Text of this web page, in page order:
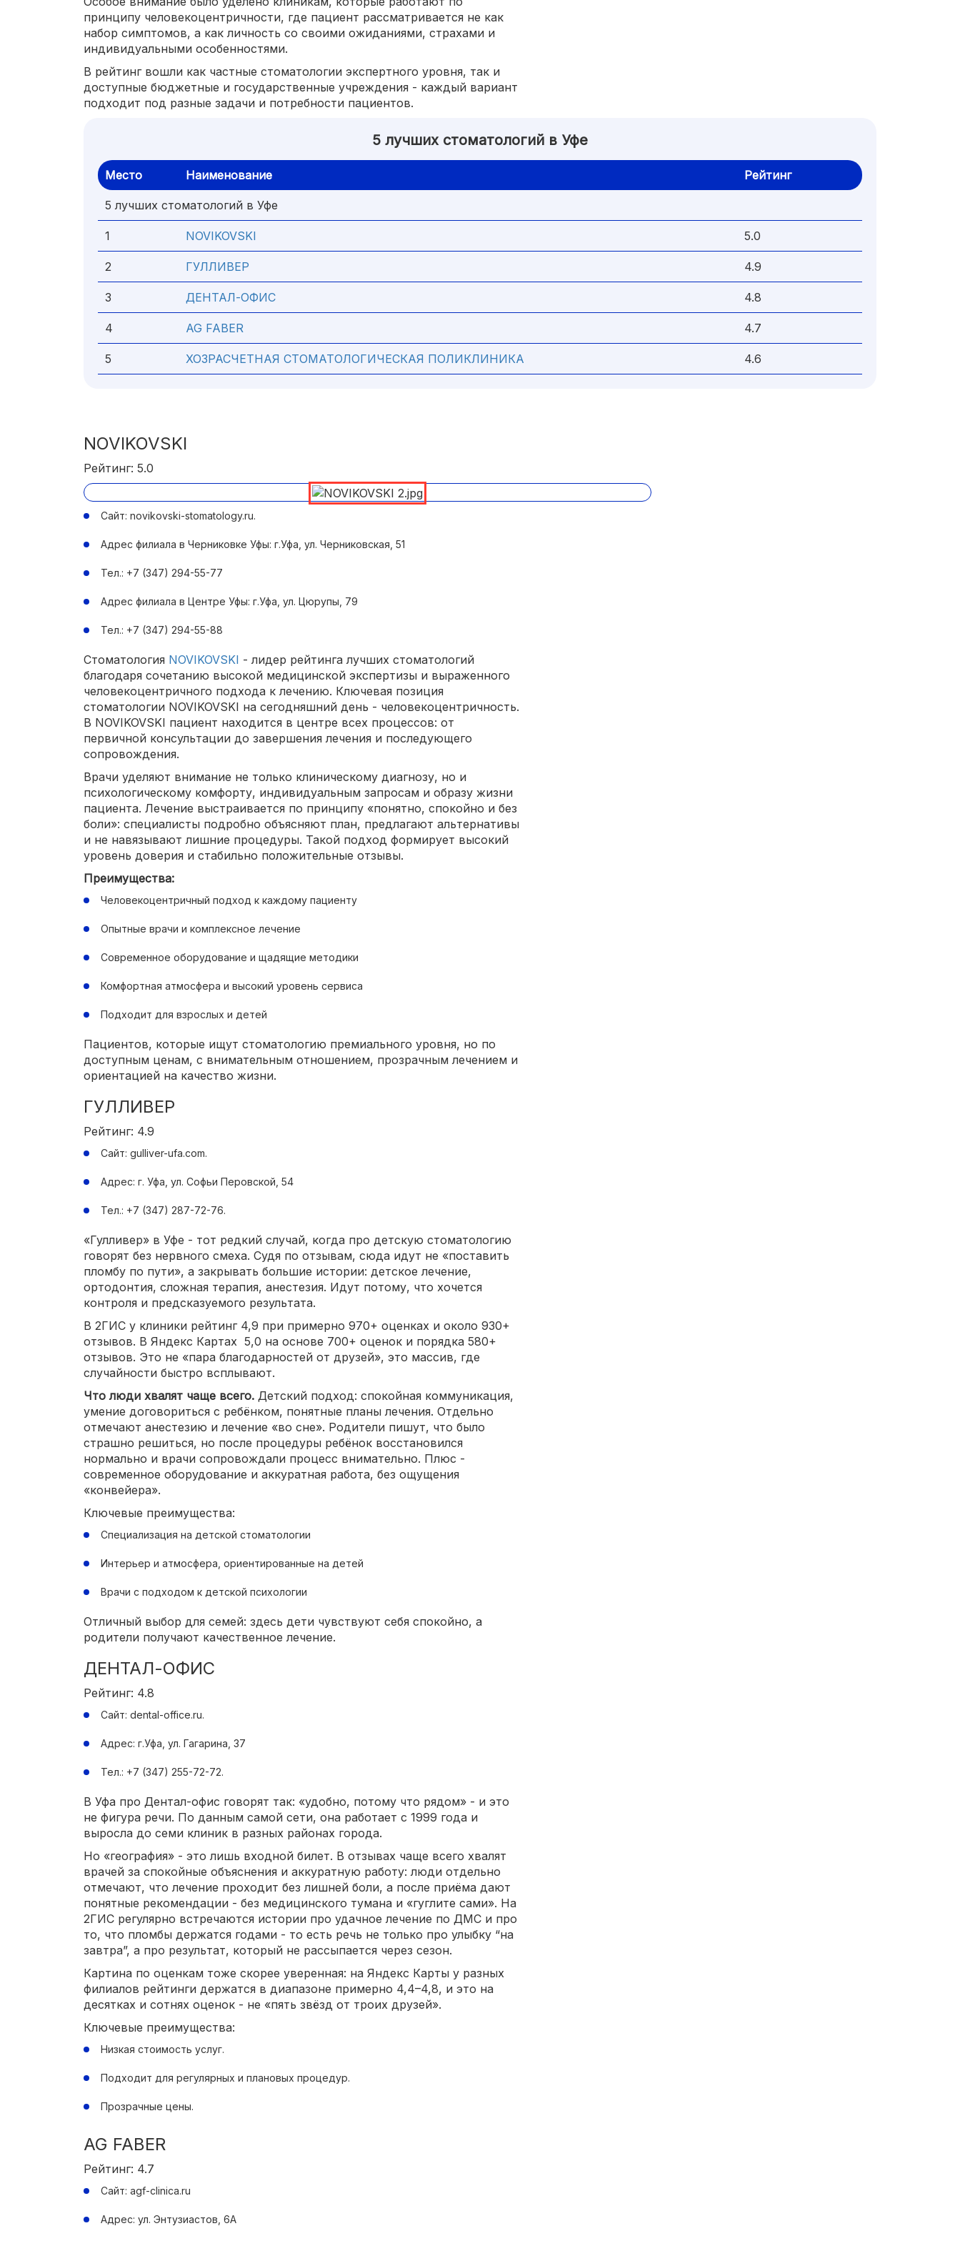
принципу человекоцентричности, где пациент рассматривается не как
набор симптомов, а как личность со своими ожиданиями, страхами и
индивидуальными особенностями.
В рейтинг вошли как частные стоматологии экспертного уровня, так и
доступные бюджетные и государственные учреждения - каждый вариант
подходит под разные задачи и потребности пациентов.
5 лучших стоматологий в Уфе
Место Наименование Рейтинг
5 лучших стоматологий в Уфе
1 NOVIKOVSKI 5.0
2 ГУЛЛИВЕР 4.9
3 ДЕНТАЛ-ОФИС 4.8
4 AG FABER 4.7
5 ХОЗРАСЧЕТНАЯ СТОМАТОЛОГИЧЕСКАЯ ПОЛИКЛИНИКА 4.6
NOVIKOVSKI
Рейтинг: 5.0
Сайт: novikovski-stomatology.ru.
Адрес филиала в Черниковке Уфы: г.Уфа, ул. Черниковская, 51
Тел.: +7 (347) 294-55-77
Адрес филиала в Центре Уфы: г.Уфа, ул. Цюрупы, 79
Тел.: +7 (347) 294-55-88
Стоматология NOVIKOVSKI - лидер рейтинга лучших стоматологий
благодаря сочетанию высокой медицинской экспертизы и выраженного
человекоцентричного подхода к лечению. Ключевая позиция
стоматологии NOVIKOVSKI на сегодняшний день - человекоцентричность.
В NOVIKOVSKI пациент находится в центре всех процессов: от
первичной консультации до завершения лечения и последующего
сопровождения.
Врачи уделяют внимание не только клиническому диагнозу, но и
психологическому комфорту, индивидуальным запросам и образу жизни
пациента. Лечение выстраивается по принципу «понятно, спокойно и без
боли»: специалисты подробно объясняют план, предлагают альтернативы
и не навязывают лишние процедуры. Такой подход формирует высокий
уровень доверия и стабильно положительные отзывы.
Преимущества:
Человекоцентричный подход к каждому пациенту
Опытные врачи и комплексное лечение
Современное оборудование и щадящие методики
Комфортная атмосфера и высокий уровень сервиса
Подходит для взрослых и детей
Пациентов, которые ищут стоматологию премиального уровня, но по
доступным ценам, с внимательным отношением, прозрачным лечением и
ориентацией на качество жизни.
ГУЛЛИВЕР
Рейтинг: 4.9
Сайт: gulliver-ufa.com.
Адрес: г. Уфа, ул. Софьи Перовской, 54
Тел.: +7 (347) 287-72-76.
«Гулливер» в Уфе - тот редкий случай, когда про детскую стоматологию
говорят без нервного смеха. Судя по отзывам, сюда идут не «поставить
пломбу по пути», а закрывать большие истории: детское лечение,
ортодонтия, сложная терапия, анестезия. Идут потому, что хочется
контроля и предсказуемого результата.
В 2ГИС у клиники рейтинг 4,9 при примерно 970+ оценках и около 930+
отзывов. В Яндекс Картах 5,0 на основе 700+ оценок и порядка 580+
отзывов. Это не «пара благодарностей от друзей», это массив, где
случайности быстро всплывают.
Что люди хвалят чаще всего. Детский подход: спокойная коммуникация,
умение договориться с ребёнком, понятные планы лечения. Отдельно
отмечают анестезию и лечение «во сне». Родители пишут, что было
страшно решиться, но после процедуры ребёнок восстановился
нормально и врачи сопровождали процесс внимательно. Плюс -
современное оборудование и аккуратная работа, без ощущения
«конвейера».
Ключевые преимущества:
Специализация на детской стоматологии
Интерьер и атмосфера, ориентированные на детей
Врачи с подходом к детской психологии
Отличный выбор для семей: здесь дети чувствуют себя спокойно, а
родители получают качественное лечение.
ДЕНТАЛ-ОФИС
Рейтинг: 4.8
Сайт: dental-office.ru.
Адрес: г.Уфа, ул. Гагарина, 37
Тел.: +7 (347) 255-72-72.
В Уфа про Дентал-офис говорят так: «удобно, потому что рядом» - и это
не фигура речи. По данным самой сети, она работает с 1999 года и
выросла до семи клиник в разных районах города.
Но «география» - это лишь входной билет. В отзывах чаще всего хвалят
врачей за спокойные объяснения и аккуратную работу: люди отдельно
отмечают, что лечение проходит без лишней боли, а после приёма дают
понятные рекомендации - без медицинского тумана и «гуглите сами». На
2ГИС регулярно встречаются истории про удачное лечение по ДМС и про
то, что пломбы держатся годами - то есть речь не только про улыбку “на
завтра”, а про результат, который не рассыпается через сезон.
Картина по оценкам тоже скорее уверенная: на Яндекс Карты у разных
филиалов рейтинги держатся в диапазоне примерно 4,4–4,8, и это на
десятках и сотнях оценок - не «пять звёзд от троих друзей».
Ключевые преимущества:
Низкая стоимость услуг.
Подходит для регулярных и плановых процедур.
Прозрачные цены.
AG FABER
Рейтинг: 4.7
Сайт: agf-clinica.ru
Адрес: ул. Энтузиастов, 6А